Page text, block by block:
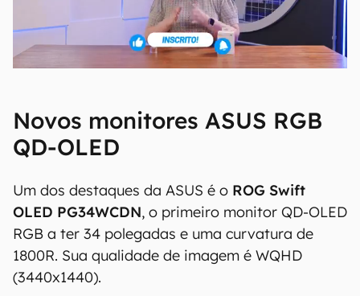
Novos monitores ASUS RGB
QD-OLED
Um dos destaques da ASUS é o ROG Swift
OLED PG34WCDN, o primeiro monitor QD-OLED
RGB a ter 34 polegadas e uma curvatura de
1800R. Sua qualidade de imagem é WQHD
(3440x1440).